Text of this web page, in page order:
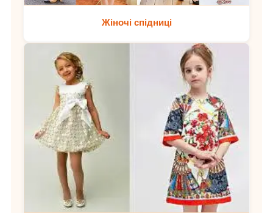
Жіночі спідниці